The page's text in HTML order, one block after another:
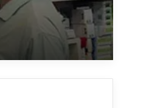
تأمین
دارویی